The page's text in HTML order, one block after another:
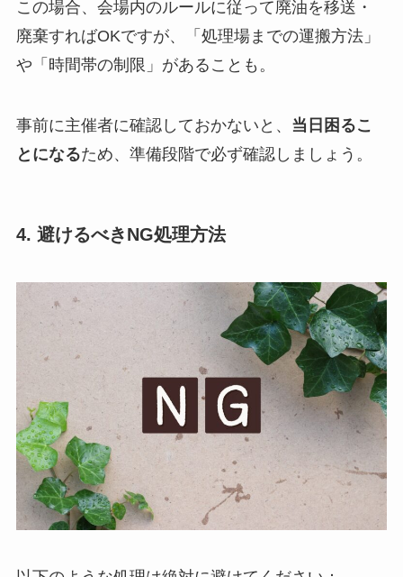
この場合、会場内のルールに従って廃油を移送・
廃棄すればOKですが、「処理場までの運搬方法」
や「時間帯の制限」があることも。
事前に主催者に確認しておかないと、 当日困るこ
とになるため、準備段階で必ず確認しましょう。
4. 避けるべきNG処理方法